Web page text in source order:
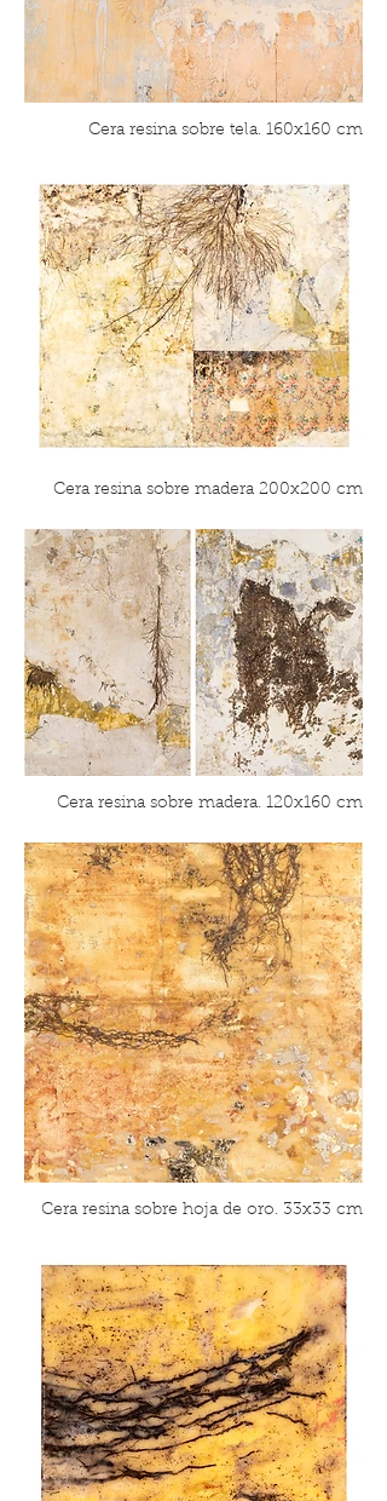
Cera resina sobre tela. 160x160 cm
Cera resina sobre madera 200x200 cm
Cera resina sobre madera. 120x160 cm
Cera resina sobre hoja de oro. 33x33 cm